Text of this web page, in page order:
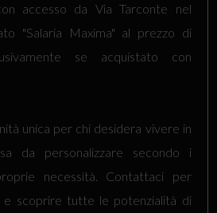
accesso da Via Tarconte nel
"Salaria Maxima" al prezzo di
se acquistato con
unica per chi desidera vivere in
da personalizzare secondo i
necessità. Contattaci per
e scoprire tutte le potenzialità di